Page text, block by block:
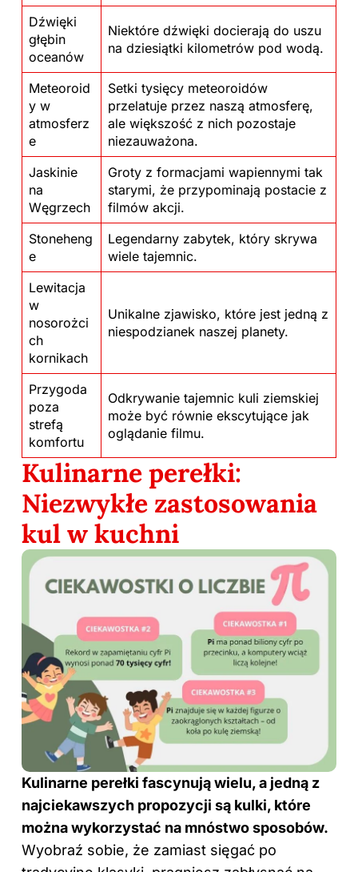
Dźwięki
głębin
oceanów
Niektóre dźwięki docierają do uszu
na dziesiątki kilometrów pod wodą.
Meteoroid
y w
atmosferz
e
Setki tysięcy meteoroidów
przelatuje przez naszą atmosferę,
ale większość z nich pozostaje
niezauważona.
Jaskinie
na
Węgrzech
Groty z formacjami wapiennymi tak
starymi, że przypominają postacie z
filmów akcji.
Stoneheng
e
Legendarny zabytek, który skrywa
wiele tajemnic.
Lewitacja
w
nosorożci
ch
kornikach
Unikalne zjawisko, które jest jedną z
niespodzianek naszej planety.
Przygoda
poza
strefą
komfortu
Odkrywanie tajemnic kuli ziemskiej
może być równie ekscytujące jak
oglądanie filmu.
Kulinarne perełki:
Niezwykłe zastosowania
kul w kuchni
Kulinarne perełki fascynują wielu, a jedną z
najciekawszych propozycji są kulki, które
można wykorzystać na mnóstwo sposobów.
Wyobraź sobie, że zamiast sięgać po